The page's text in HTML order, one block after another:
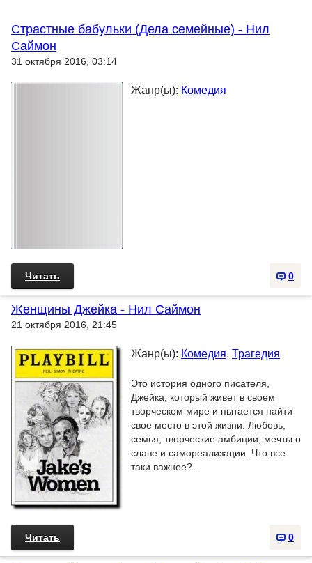
Страстные бабульки (Дела семейные) - Нил
Саймон
31 октября 2016, 03:14
Жанр(ы): Комедия
0
Читать
Женщины Джейка - Нил Саймон
21 октября 2016, 21:45
Жанр(ы): Комедия, Трагедия
Это история одного писателя,
Джейка, который живет в своем
творческом мире и пытается найти
свое место в этой жизни. Любовь,
семья, творческие амбиции, мечты о
славе и самореализации. Что все-
таки важнее?...
0
Читать